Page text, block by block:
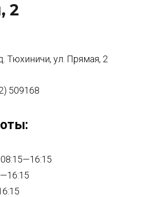
2
Тюхиничи, ул. Прямая, 2
509168